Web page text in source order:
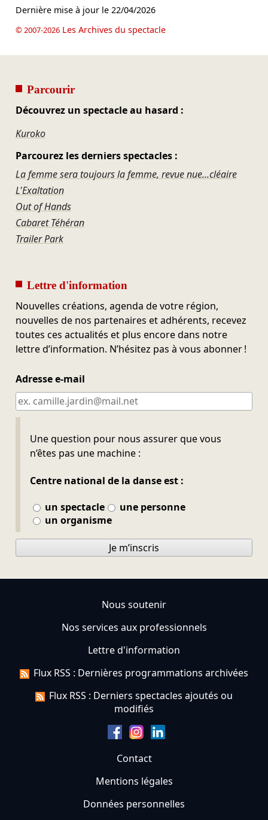
Dernière mise à jour le 22/04/2026
© 2007-2026Les Archives du spectacle
Parcourir
Découvrez un spectacle au hasard :
Kuroko
Parcourez les derniers spectacles :
La femme sera toujours la femme, revue nue...cléaire
L'Exaltation
Out of Hands
Cabaret Téhéran
Trailer Park
Lettre d'information
Nouvelles créations, agenda de votre région,
nouvelles de nos partenaires et adhérents, recevez
toutes ces actualités et plus encore dans notre
lettre d’information. N’hésitez pas à vous abonner !
Adresse e-mail
Une question pour nous assurer que vous
n’êtes pas une machine :
Centre national de la danse est :
un spectacle
une personne
un organisme
Ne pas remplir
Je m’inscris
Nous soutenir
Nos services aux professionnels
Lettre d'information
Flux RSS : Dernières programmations archivées
Flux RSS : Derniers spectacles ajoutés ou
modifiés
Contact
Mentions légales
Données personnelles